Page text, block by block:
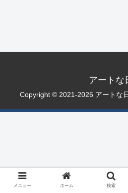
アートな
Copyright © 2021-2026 アートな
メニュー ホーム 検索